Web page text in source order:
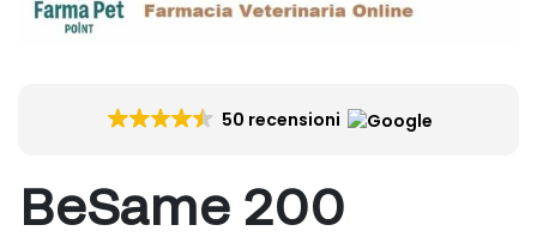
50 recensioni
BeSame 200